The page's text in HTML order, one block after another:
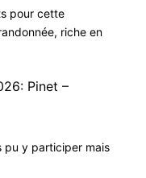
pour cette
riche en
Pinet –
pu y participer mais